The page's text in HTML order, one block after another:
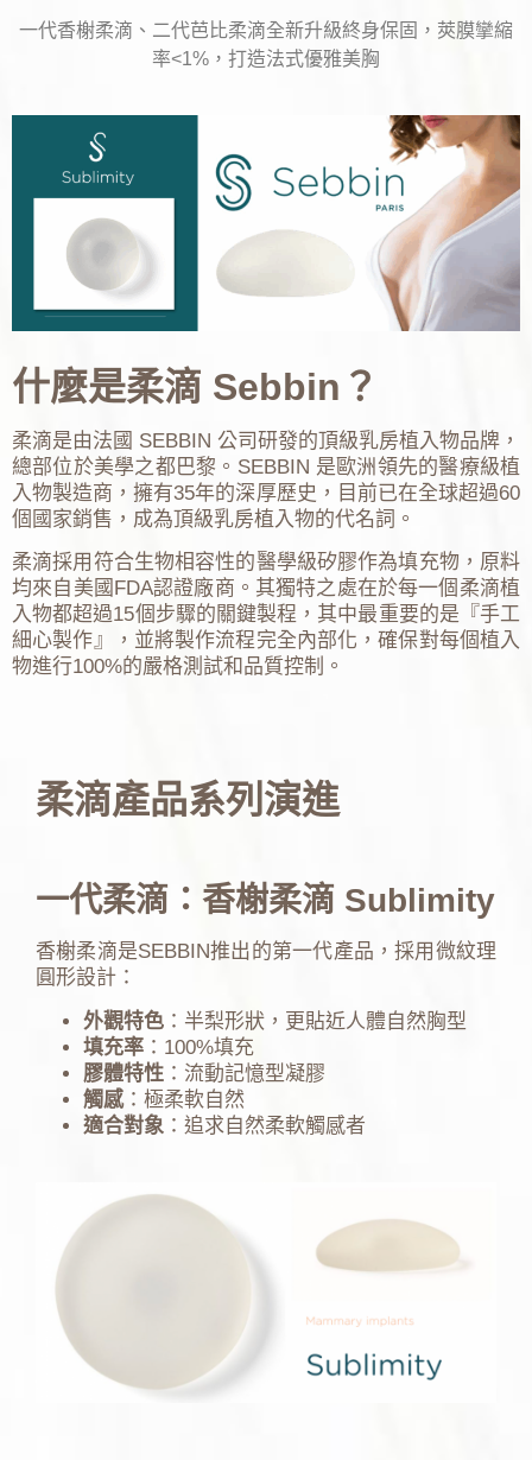
一代香榭柔滴、二代芭比柔滴全新升級終身保固，莢膜攣縮
率<1%，打造法式優雅美胸
什麼是柔滴 Sebbin？
柔滴是由法國 SEBBIN 公司研發的頂級乳房植入物品牌，
總部位於美學之都巴黎。SEBBIN 是歐洲領先的醫療級植
入物製造商，擁有35年的深厚歷史，目前已在全球超過60
個國家銷售，成為頂級乳房植入物的代名詞。
柔滴採用符合生物相容性的醫學級矽膠作為填充物，原料
均來自美國FDA認證廠商。其獨特之處在於每一個柔滴植
入物都超過15個步驟的關鍵製程，其中最重要的是『手工
細心製作』，並將製作流程完全內部化，確保對每個植入
物進行100%的嚴格測試和品質控制。
柔滴產品系列演進
一代柔滴：香榭柔滴 Sublimity
香榭柔滴是SEBBIN推出的第一代產品，採用微紋理
圓形設計：
外觀特色 ：半梨形狀，更貼近人體自然胸型
填充率 ：100%填充
膠體特性 ：流動記憶型凝膠
觸感：極柔軟自然
適合對象 ：追求自然柔軟觸感者